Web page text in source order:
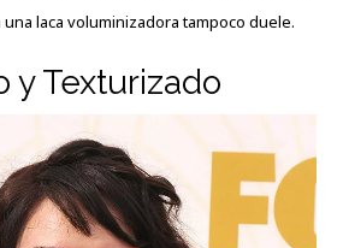
una laca voluminizadora tampoco duele.
y Texturizado